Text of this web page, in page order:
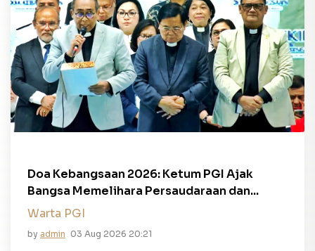
Doa Kebangsaan 2026: Ketum PGI Ajak
Bangsa Memelihara Persaudaraan dan...
Warta PGI
by admin 03 Aug 2026 20:21